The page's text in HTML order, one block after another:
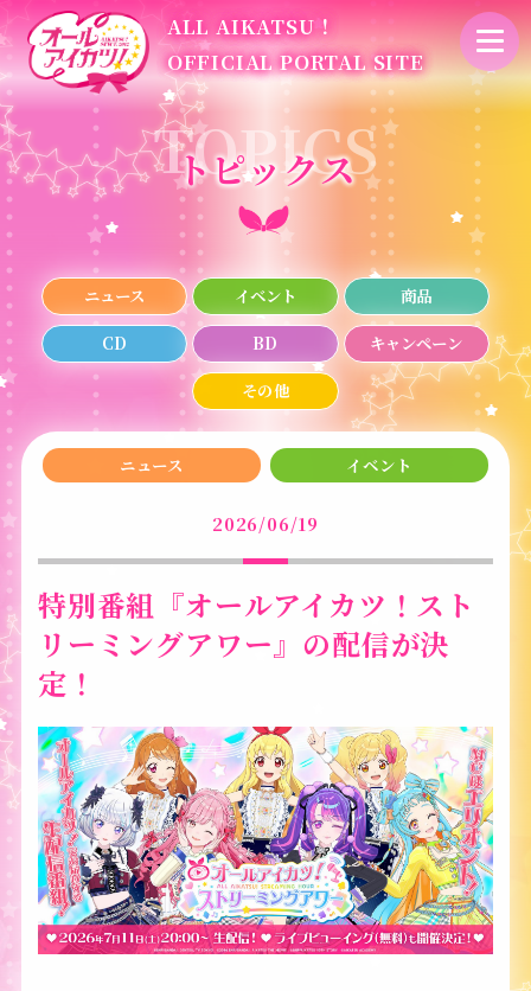
ALL AIKATSU！
OFFICIAL PORTAL SITE
トピックス
ニュース イベント 商品
CD BD キャンペーン
その他
ニュース イベント
2026/06/19
特別番組『オールアイカツ！スト
リーミングアワー』の配信が決
定！